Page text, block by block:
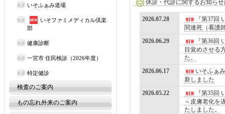
休診・代診に関するお知ら
2026.07.28
『第37回
関連死（看護
2026.06.29
『第36回
目覚めさせる
た。
2026.06.17
いそふぁ
新しました
2026.05.22
『第35回
～皮膚老化を
たしました。
いそふぁみ道場
いそファミメディカル倶楽
部
健康診断
一宮市 住民検診（2026年度）
特定健診
検査のご案内
もの忘れ外来のご案内